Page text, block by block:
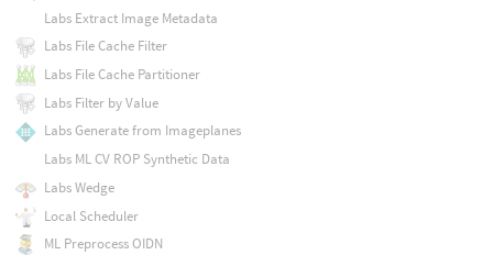
Labs Extract Image Metadata
Labs File Cache Filter
Labs File Cache Partitioner
Labs Filter by Value
Labs Generate from Imageplanes
Labs ML CV ROP Synthetic Data
Labs Wedge
Local Scheduler
ML Preprocess OIDN